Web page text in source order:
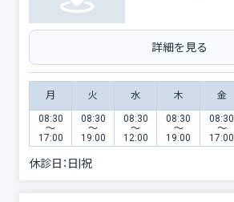
詳細を見る
月 火 水 木 金
08:30
〜
17:00
08:30
〜
19:00
08:30
〜
12:00
08:30
〜
19:00
08:30
〜
17:00
休診日： 日|祝